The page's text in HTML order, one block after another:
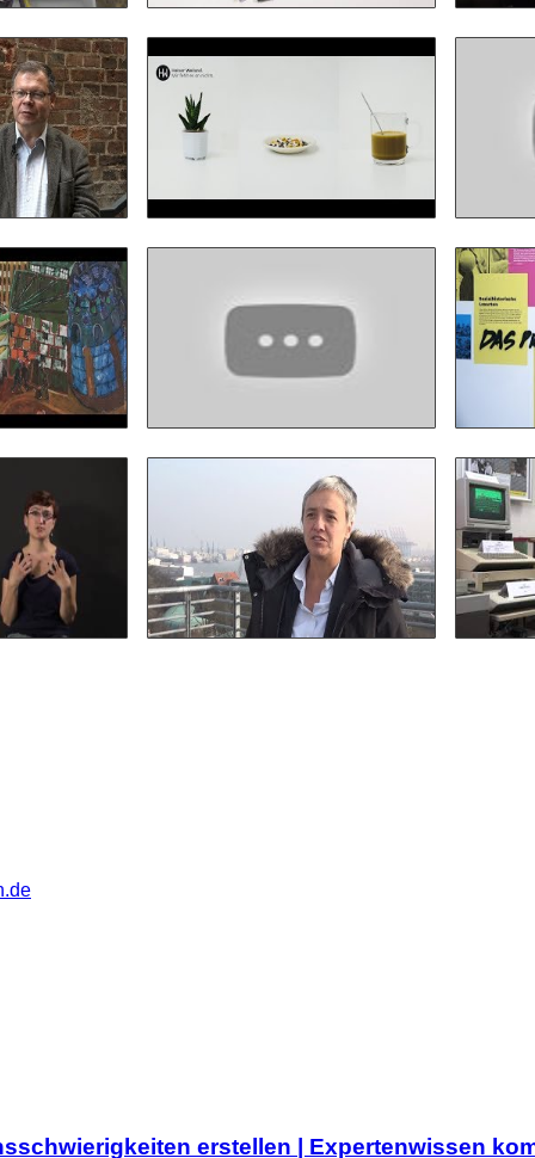
des
in
theatrale Ausstellung
anschauen
im Ernst
Haus
Kempe, Hamburger
Unterwelten
anschauen
| Julia Hart,
Das Deutsche
Hafenmuseum | Ursula
Richenberger,
Projektleiterin
anschauen
erstellen | Expertenwissen